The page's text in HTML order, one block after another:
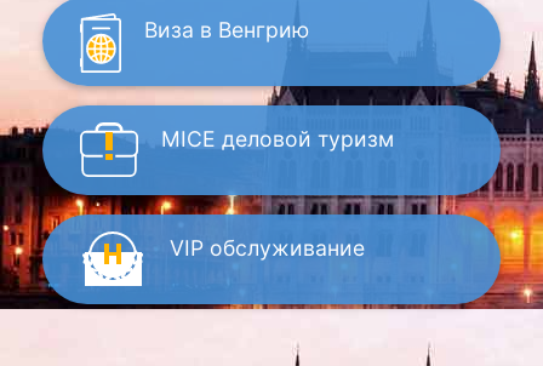
Виза в Венгрию
MICE деловой туризм
VIP обслуживание